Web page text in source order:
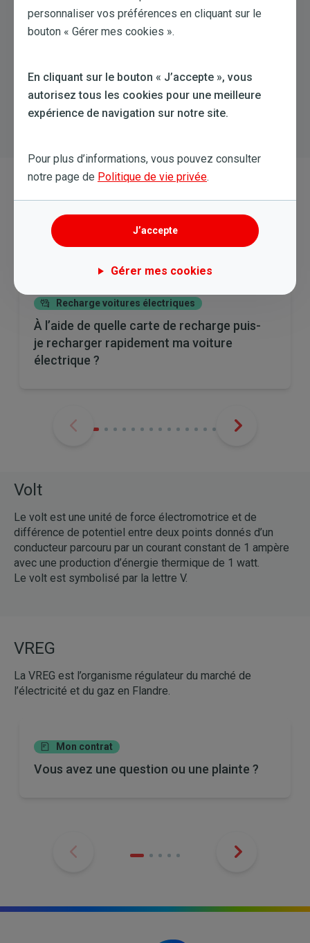
VMC Double Flux Thermodynamique
air-air. Ce dispositif, fonctionnant en circuit fermé, permet
d’à la fois renouveler l’air et chauffer l’habitation, en
récupérant la chaleur dans l’air vicié extrait pour l’injecter
dans l’air neuf d’aération rentrant.
Une voiture électrique est un véhicule mû par un ou
plusieurs moteurs électriques, alimentés par une batterie
d’accumulateurs.
Recharge voitures électriques
À l’aide de quelle carte de recharge puis-
je recharger rapidement ma voiture
électrique ?
Volt
Le volt est une unité de force électromotrice et de
différence de potentiel entre deux points donnés d’un
conducteur parcouru par un courant constant de 1 ampère
avec une production d’énergie thermique de 1 watt.
Le volt est symbolisé par la lettre V.
VREG
La VREG est l’organisme régulateur du marché de
l’électricité et du gaz en Flandre.
Mon contrat
Vous avez une question ou une plainte ?
personnaliser vos préférences en cliquant sur le
bouton « Gérer mes cookies ».
En cliquant sur le bouton « J’accepte », vous
autorisez tous les cookies pour une meilleure
expérience de navigation sur notre site.
Pour plus d’informations, vous pouvez consulter
notre page de Politique de vie privée.
J’accepte
Gérer mes cookies